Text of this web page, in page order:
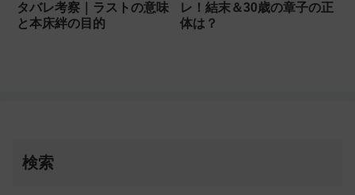
タバレ考察｜ラストの意味
と本床絆の目的
レ！結末＆30歳の章子の正
体は？
検索